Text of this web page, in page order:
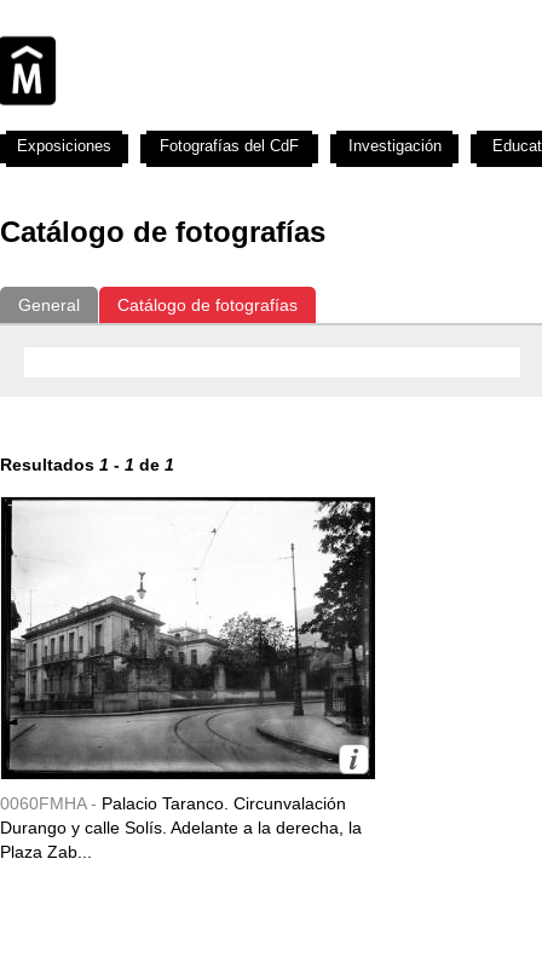
Catálogo de fotografías
General Catálogo de fotografías
Resultados 1 - 1 de 1
0060FMHA - Palacio Taranco. Circunvalación
Durango y calle Solís. Adelante a la derecha, la
Plaza Zab...
Exposiciones Fotografías del CdF Investigación